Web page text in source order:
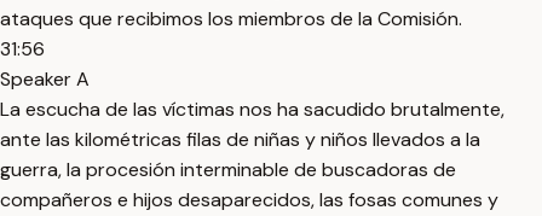
ataques que recibimos los miembros de la Comisión.
31:56
Speaker A
La escucha de las víctimas nos ha sacudido brutalmente,
ante las kilométricas filas de niñas y niños llevados a la
guerra, la procesión interminable de buscadoras de
compañeros e hijos desaparecidos, las fosas comunes y